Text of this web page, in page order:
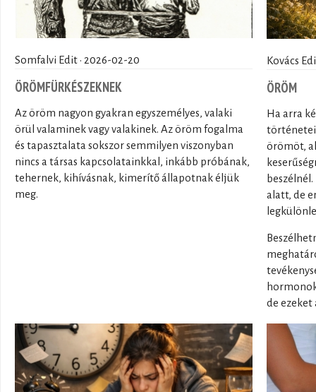
Somfalvi Edit · 2026-02-20
ÖRÖMFÜRKÉSZEKNEK
Az öröm nagyon gyakran egyszemélyes, valaki
örül valaminek vagy valakinek. Az öröm fogalma
és tapasztalata sokszor semmilyen viszonyban
nincs a társas kapcsolatainkkal, inkább próbának,
tehernek, kihívásnak, kimerítő állapotnak éljük
meg.
Kovács
ÖRÖM
Ha arra
örömöt,
alatt, de
de ezeket